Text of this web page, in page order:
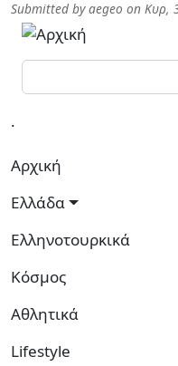
Παράκαμψη προς το
Submitted byaegeo on Κυρ,
Αναζήτηση
.
Κεντρική
Αρχική
Ελλάδα
Ελληνοτουρκικά
Κόσμος
Αθλητικά
Lifestyle